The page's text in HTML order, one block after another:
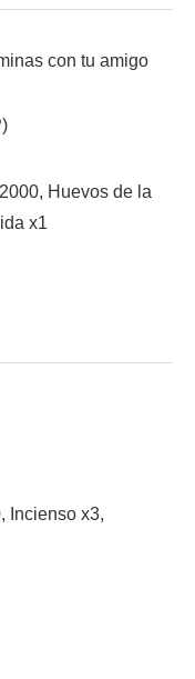
con tu amigo
Huevos de la
x1
Incienso x3,